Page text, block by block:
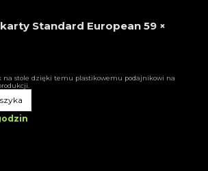
Standard European 59 ×
na stole dzięki temu plastikowemu podajnikowi na